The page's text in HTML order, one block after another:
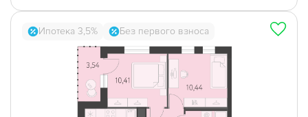
Ипотека 3,5% Без первого взноса